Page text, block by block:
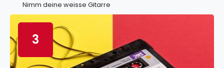
Nimm deine weisse Gitarre
3